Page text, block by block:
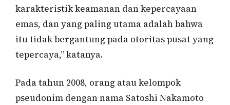
karakteristik keamanan dan kepercayaan
emas, dan yang paling utama adalah bahwa
itu tidak bergantung pada otoritas pusat yang
tepercaya,” katanya.
Pada tahun 2008, orang atau kelompok
pseudonim dengan nama Satoshi Nakamoto